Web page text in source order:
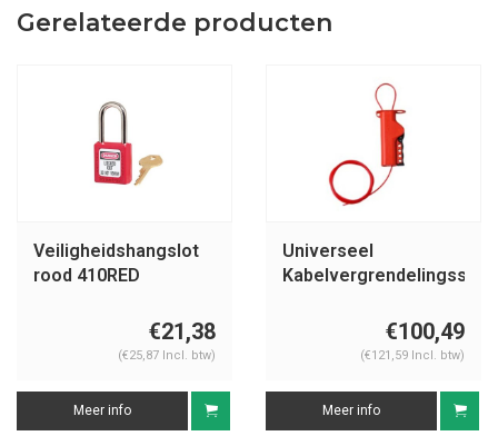
Gerelateerde producten
Veiligheidshangslot
rood 410RED
€21,38
(€25,87 Incl. btw)
Meer info
Universeel
€100,49
(€121,59 Incl. btw)
Meer info